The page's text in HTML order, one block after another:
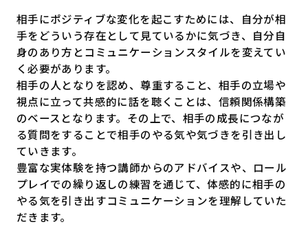
相手にポジティブな変化を起こすためには、自分が相
手をどういう存在として見ているかに気づき、自分自
身のあり方とコミュニケーションスタイルを変えてい
く必要があります。
相手の人となりを認め、尊重すること、相手の立場や
視点に立って共感的に話を聴くことは、信頼関係構築
のベースとなります。その上で、相手の成長につなが
る質問をすることで相手のやる気や気づきを引き出し
ていきます。
豊富な実体験を持つ講師からのアドバイスや、ロール
プレイでの繰り返しの練習を通じて、体感的に相手の
やる気を引き出すコミュニケーションを理解していた
だきます。